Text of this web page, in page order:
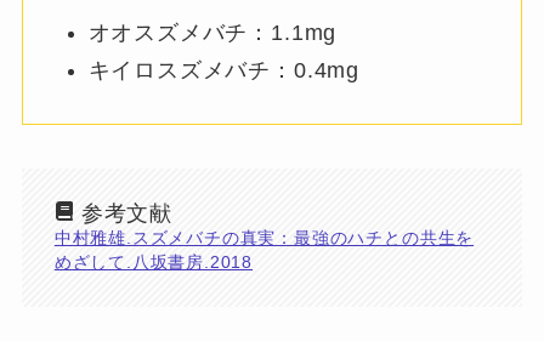
オオスズメバチ：1.1mg
キイロスズメバチ：0.4mg
参考文献
中村雅雄.スズメバチの真実：最強のハチとの共生を
めざして.八坂書房.2018